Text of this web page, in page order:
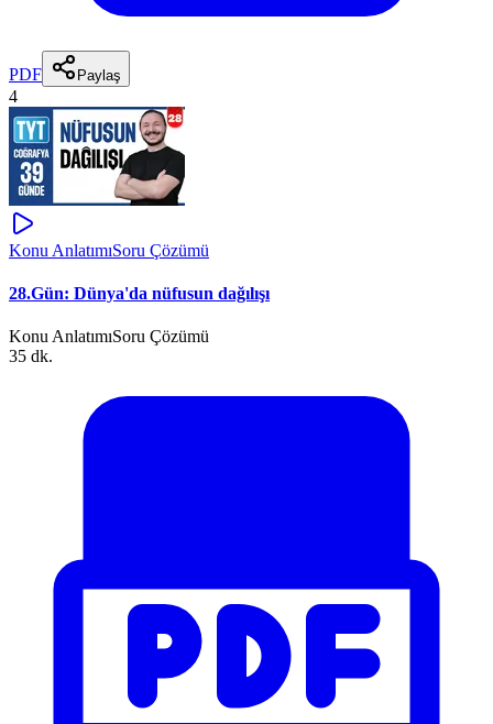
PDF Paylaş
4
Konu AnlatımıSoru Çözümü
28.Gün: Dünya'da nüfusun dağılışı
Konu AnlatımıSoru Çözümü
35 dk.